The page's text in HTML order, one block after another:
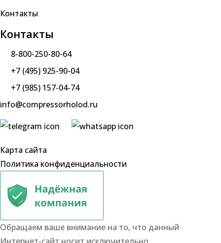
Контакты
Контакты
8-800-250-80-64
+7 (495) 925-90-04
+7 (985) 157-04-74
info@compressorholod.ru
Карта сайта
Политика конфиденциальности
Обращаем ваше внимание на то, что данный